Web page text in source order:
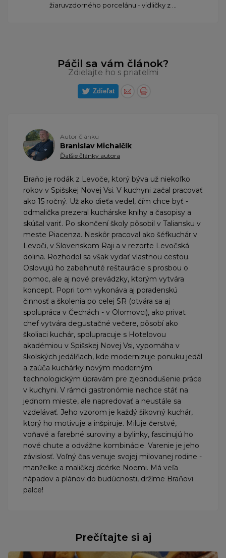
žiaruvzdorného porcelánu - vidličky z ...
Páčil sa vám článok?
Zdieľajte ho s priateľmi
Zdieľat
Autor článku
Branislav Michalčík
Ďalšie články autora
Braňo je rodák z Levoče, ktorý býva už niekoľko
rokov v Spišskej Novej Vsi. V kuchyni začal pracovať
ako 15 ročný. Už ako dieťa vedel, čím chce byť -
odmalička prezeral kuchárske knihy a časopisy a
skúšal variť. Po skončení školy pôsobil v Taliansku v
meste Piacenza. Neskôr pracoval ako šéfkuchár v
Levoči, v Slovenskom Raji a v rezorte Levočská
dolina. Rozhodol sa však vydať vlastnou cestou.
Oslovujú ho zabehnuté reštaurácie s prosbou o
pomoc, ale aj nové prevádzky, ktorým vytvára
koncept. Popri tom vykonáva aj poradenskú
činnosť a školenia po celej SR (otvára sa aj
spolupráca v Čechách - v Olomovci), ako privat
chef vytvára degustačné večere, pôsobí ako
školiaci kuchár, spolupracuje s Hotelovou
akadémiou v Spišskej Novej Vsi, vypomáha v
školských jedálňach, kde modernizuje ponuku jedál
a zaúča kuchárky novým moderným
technologickým úpravám pre zjednodušenie práce
v kuchyni. V rámci gastronómie nechce stáť na
jednom mieste, ale napredovať a neustále sa
vzdelávať. Jeho vzorom je každý šikovný kuchár,
ktorý ho motivuje a inšpiruje. Miluje čerstvé,
voňavé a farebné suroviny a bylinky, fascinujú ho
nové chute a odvážne kombinácie. Varenie je jeho
závislosť. Voľný čas venuje svojej milovanej rodine -
manželke a maličkej dcérke Noemi. Má veľa
nápadov a plánov do budúcnosti, držíme Braňovi
palce!
Prečítajte si aj